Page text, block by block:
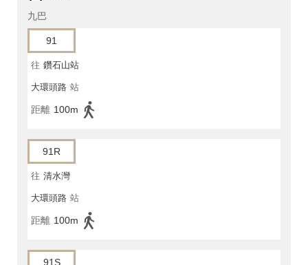
九巴
91
往 鑽石山站
大環頭路 站
距離 100m
91R
往 清水灣
大環頭路 站
距離 100m
91S